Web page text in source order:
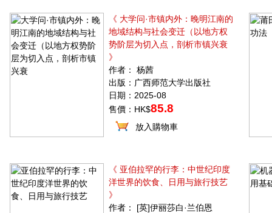
《 大学问·市镇内外：晚明江南的
地域结构与社会变迁（以地方权
势阶层为切入点，剖析市镇兴衰
》
作者： 杨茜
出版：广西师范大学出版社
日期：2025-08
售價：HK$85.8
放入購物車
《 亚伯拉罕的行李：中世纪印度
洋世界的饮食、日用与旅行技艺
》
作者： [英]伊丽莎白·兰伯恩